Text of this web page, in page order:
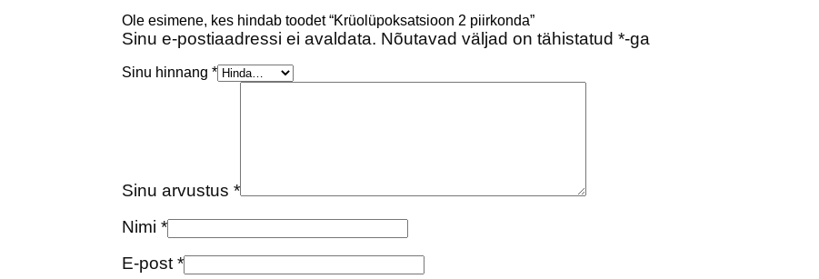
Ole esimene, kes hindab toodet “Krüolüpoksatsioon 2 piirkonda”
Sinu e-postiaadressi ei avaldata. Nõutavad väljad on tähistatud*-ga
Sinu hinnang*
Sinu arvustus*
Nimi*
E-post*